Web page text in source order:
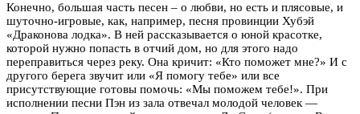
Конечно, большая часть песен – о любви, но есть и плясовые, и
шуточно-игровые, как, например, песня провинции Хубэй
«Драконова лодка». В ней рассказывается о юной красотке,
которой нужно попасть в отчий дом, но для этого надо
переправиться через реку. Она кричит: «Кто поможет мне?» И с
другого берега звучит или «Я помогу тебе» или все
присутствующие готовы помочь: «Мы поможем тебе!». При
исполнении песни Пэн из зала отвечал молодой человек —